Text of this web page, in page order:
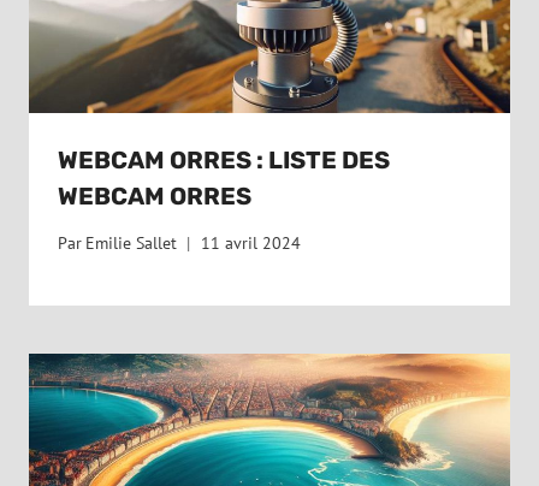
WEBCAM ORRES : LISTE DES
WEBCAM ORRES
Par Emilie Sallet 11 avril 2024